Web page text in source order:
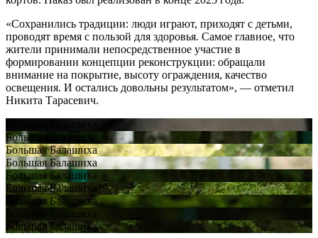
«Сохранились традиции: люди играют, приходят с детьми,
проводят время с пользой для здоровья. Самое главное, что
жители принимали непосредственное участие в
формировании концепции реконструкции: обращали
внимание на покрытие, высоту ограждения, качество
освещения. И остались довольны результатом», — отметил
Никита Тарасевич.
Большая Балашиха
Большая Балашиха
Большая Балашиха
Большая Балашиха
Большая Балашиха
Большая Балашиха
Большая Балашиха
Большая Балашиха